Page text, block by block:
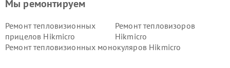
Мы ремонтируем
Ремонт тепловизионных
прицелов Hikmicro
Ремонт тепловизоров
Hikmicro
Ремонт тепловизионных монокуляров Hikmicro